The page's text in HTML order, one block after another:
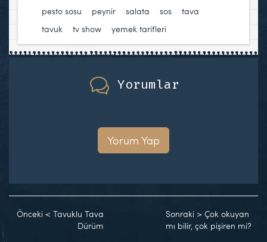
pesto sosu
peynir salata sos tava
tavuk
tv show yemek tarifleri
Yorumlar
Yorum Yap
Önceki < Tavuklu Tava
Dürüm
Sonraki >Çok okuyan
mı bilir, çok pişiren mi?